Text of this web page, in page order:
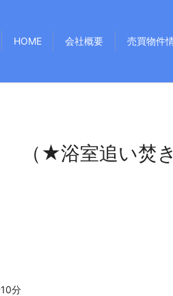
HOME 会社概要 売買物件
★浴室追い焚き
分